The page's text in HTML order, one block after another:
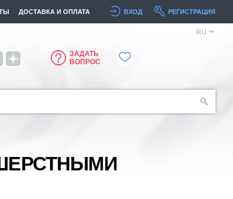
ДОСТАВКА И ОПЛАТА ВХОД РЕГИСТРАЦИЯ
ЗАДАТЬ
ВОПРОС
RU